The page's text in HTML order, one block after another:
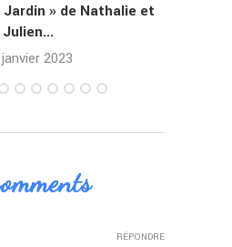
» de Nathalie et
Julien...
2023
RÉPONDRE